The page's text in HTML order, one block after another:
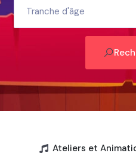
Tranche d'âge
Ateliers et